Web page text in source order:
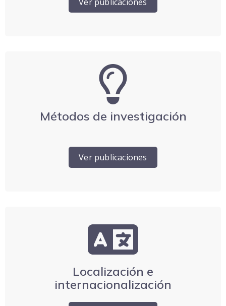
Métodos de investigación
Ver publicaciones
Localización e
internacionalización